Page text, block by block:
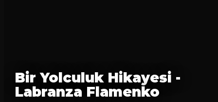
Bir Yolculuk Hikayesi -
Labranza Flamenko